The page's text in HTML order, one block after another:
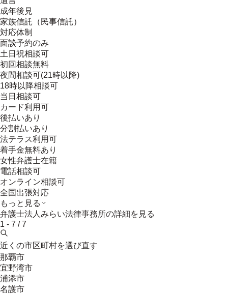
成年後見
家族信託（民事信託）
対応体制
面談予約のみ
土日祝相談可
初回相談無料
夜間相談可(21時以降)
18時以降相談可
当日相談可
カード利用可
後払いあり
分割払いあり
法テラス利用可
着手金無料あり
女性弁護士在籍
電話相談可
オンライン相談可
全国出張対応
もっと見る
弁護士法人みらい法律事務所の詳細を見る
1 - 7 /7
近くの市区町村を選び直す
那覇市
宜野湾市
浦添市
名護市